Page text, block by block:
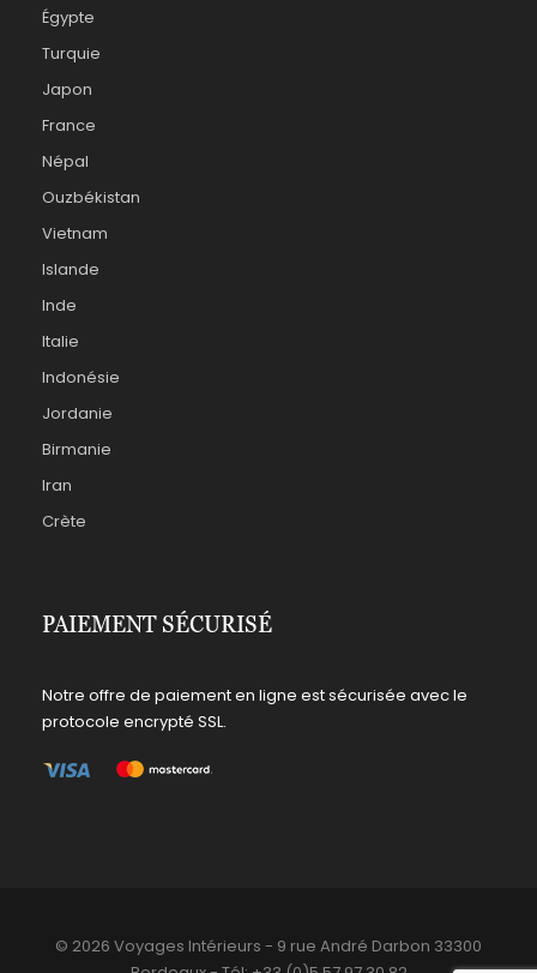
Égypte
Turquie
Japon
France
Népal
Ouzbékistan
Vietnam
Islande
Inde
Italie
Indonésie
Jordanie
Birmanie
Iran
Crète
PAIEMENT SÉCURISÉ
Notre offre de paiement en ligne est sécurisée avec le
protocole encrypté SSL.
© 2026 Voyages Intérieurs - 9 rue André Darbon 33300